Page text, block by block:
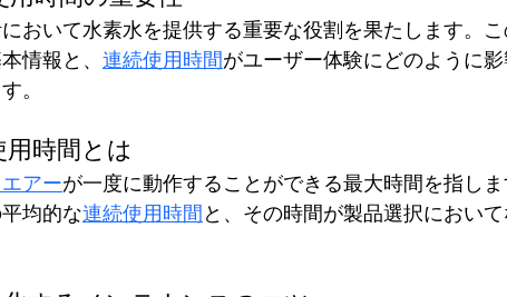
おいて水素水を提供する重要な役割を果たします。こ
情報と、 連続使用時間がユーザー体験にどのように
。
時間とは
アーが一度に動作することができる最大時間を指し
均的な連続使用時間と、その時間が製品選択におい